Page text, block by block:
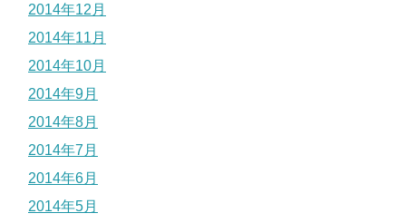
2014年12月
2014年11月
2014年10月
2014年9月
2014年8月
2014年7月
2014年6月
2014年5月